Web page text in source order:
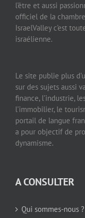
l’être et aussi
officiel de la
IsraelValley c’est
israélienne.
Le site publie plus
sur des sujets aussi
finance, l’industrie,
l’immobilier, le
portail de langue
a pour objectif de
dynamisme.
A CONSULTER
Qui sommes-nous ?